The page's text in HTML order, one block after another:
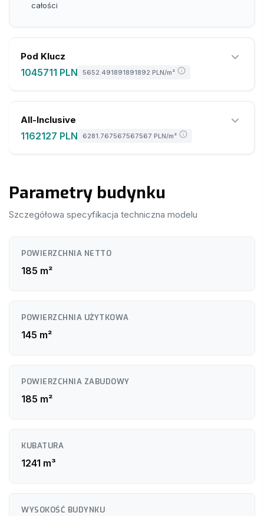
całości
Pod Klucz
1045711 PLN 5652.491891891892 PLN/m²
Ogrzewanie podłogowe: maty grafenowe – nowoczesne
i energooszczędne
Podłogi: panele SPC o wysokiej odporności i
Ściany: dekoracyjne panele węglowe – niepalne,
wilgocioodporne
Elektryka: zamontowane gniazdka, włączniki, oprawy LED
All-Inclusive
1162127 PLN 6281.767567567567 PLN/m²
Płyta fundamentowa w cenie pakietu
Rekuperacja z odzyskiem ciepła
ustalane indywidualnie z klientem, wycena zależna od
Parametry budynku
Szczegółowa specyfikacja techniczna modelu
POWIERZCHNIA NETTO
185 m²
POWIERZCHNIA UŻYTKOWA
145 m²
POWIERZCHNIA ZABUDOWY
185 m²
KUBATURA
1241 m³
WYSOKOŚĆ BUDYNKU